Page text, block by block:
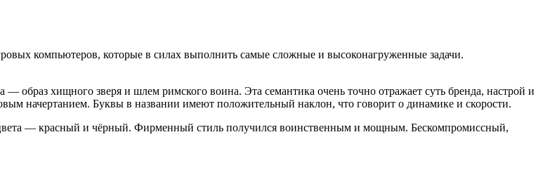
компьютеров, которые в силах выполнить самые сложные и высоконагруженные задачи.
хищного зверя и шлем римского воина. Эта семантика очень точно отражает суть бренда, настрой и
начертанием. Буквы в названии имеют положительный наклон, что говорит о динамике и скорости.
— красный и чёрный. Фирменный стиль получился воинственным и мощным. Бескомпромиссный,